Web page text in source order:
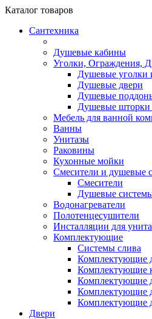
Каталог товаров
Сантехника
Душевые кабины
Уголки, Ограждения,
Душевые уголки
Душевые двери
Душевые
Душевые шторки
Мебель для ванной
Ванны
Унитазы
Раковины
Кухонные мойки
Смесители и душевые
Смесители
Душевые
Водонагреватели
Полотенцесушители
Инсталляции для
Комплектующие
Системы слива
Комплектующие
Комплектующие
Комплектующие
Комплектующие
Комплектующие
Двери